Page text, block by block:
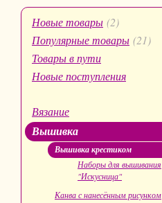
Новые товары (2)
Популярные товары (21)
Товары в пути
Новые поступления
Вязание
Вышивка
Вышивка крестиком
Наборы для вышивания
"Искусница"
Канва с нанесённым рисунком